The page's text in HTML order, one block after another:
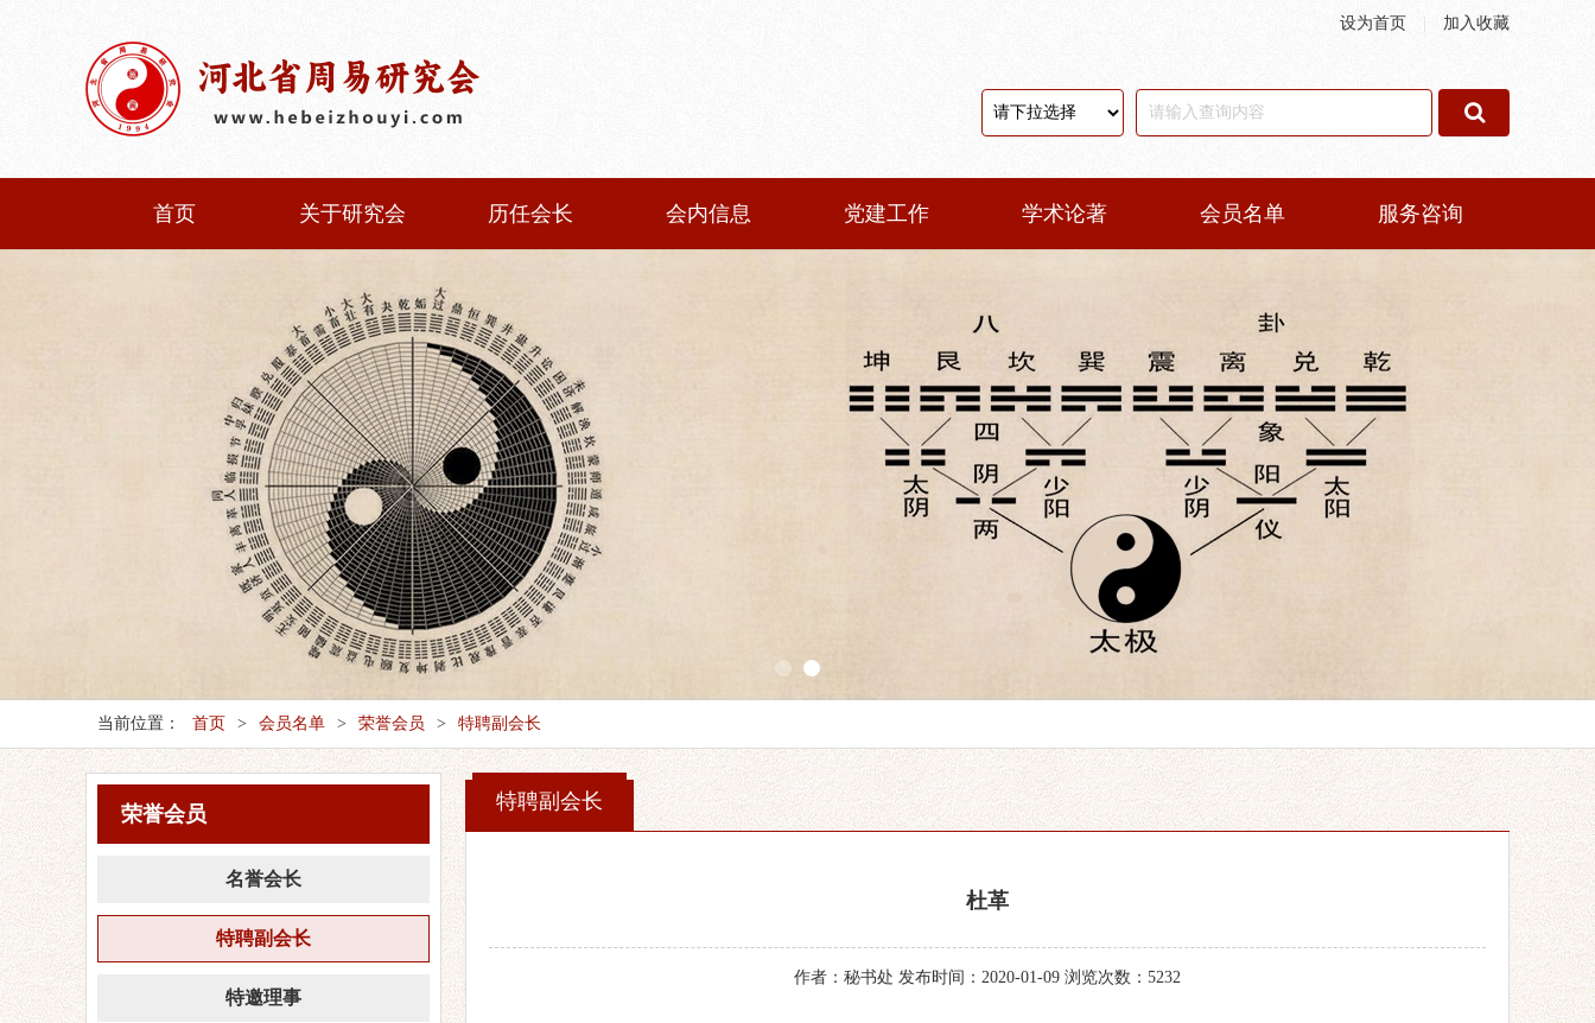
设为首页 加入收藏
首页 关于研究会 历任会长 会内信息 党建工作 学术论著 会员名单 服务咨询
当前位置：
首页 > 会员名单 > 荣誉会员 > 特聘副会长
荣誉会员
名誉会长
特聘副会长
特邀理事
特聘副会长
杜革
作者：秘书处 发布时间：2020-01-09 浏览次数：5232